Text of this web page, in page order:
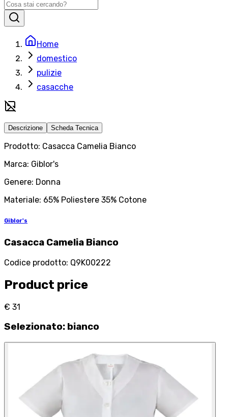
Home
domestico
pulizie
casacche
Descrizione Scheda Tecnica
Prodotto: Casacca Camelia Bianco
Marca: Giblor's
Genere: Donna
Materiale: 65% Poliestere 35% Cotone
Giblor's
Casacca Camelia Bianco
Codice prodotto: Q9K00222
Product price
€ 31
Selezionato: bianco